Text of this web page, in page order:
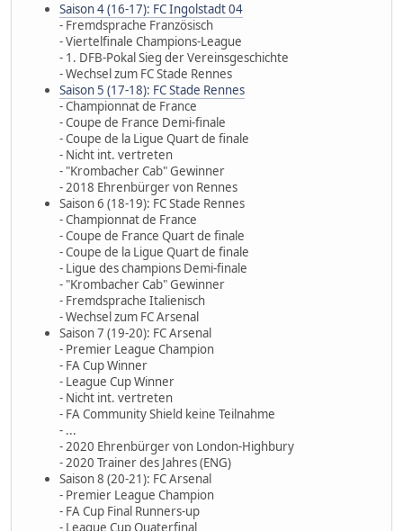
Saison 4 (16-17): FC Ingolstadt 04
- Fremdsprache Französisch
- Viertelfinale Champions-League
- 1. DFB-Pokal Sieg der Vereinsgeschichte
- Wechsel zum FC Stade Rennes
Saison 5 (17-18): FC Stade Rennes
- Championnat de France
- Coupe de France Demi-finale
- Coupe de la Ligue Quart de finale
- Nicht int. vertreten
- "Krombacher Cab" Gewinner
- 2018 Ehrenbürger von Rennes
Saison 6 (18-19): FC Stade Rennes
- Championnat de France
- Coupe de France Quart de finale
- Coupe de la Ligue Quart de finale
- Ligue des champions Demi-finale
- "Krombacher Cab" Gewinner
- Fremdsprache Italienisch
- Wechsel zum FC Arsenal
Saison 7 (19-20): FC Arsenal
- Premier League Champion
- FA Cup Winner
- League Cup Winner
- Nicht int. vertreten
- FA Community Shield keine Teilnahme
- ...
- 2020 Ehrenbürger von London-Highbury
- 2020 Trainer des Jahres (ENG)
Saison 8 (20-21): FC Arsenal
- Premier League Champion
- FA Cup Final Runners-up
- League Cup Quaterfinal